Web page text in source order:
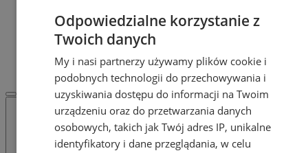
Protocol IT
Pracuj.pl - praca w Mysłowicach
REKLAMA
WSPÓŁPRACA
Odpowiedzialne korzystanie z
Twoich danych
My i nasi partnerzy używamy plików cookie i
podobnych technologii do przechowywania i
uzyskiwania dostępu do informacji na Twoim
urządzeniu oraz do przetwarzania danych
osobowych, takich jak Twój adres IP, unikalne
identyfikatory i dane przeglądania, w celu